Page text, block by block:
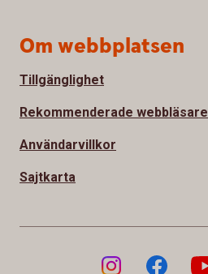
Om webbplatsen
Tillgänglighet
Rekommenderade webbläsare
Användarvillkor
Sajtkarta